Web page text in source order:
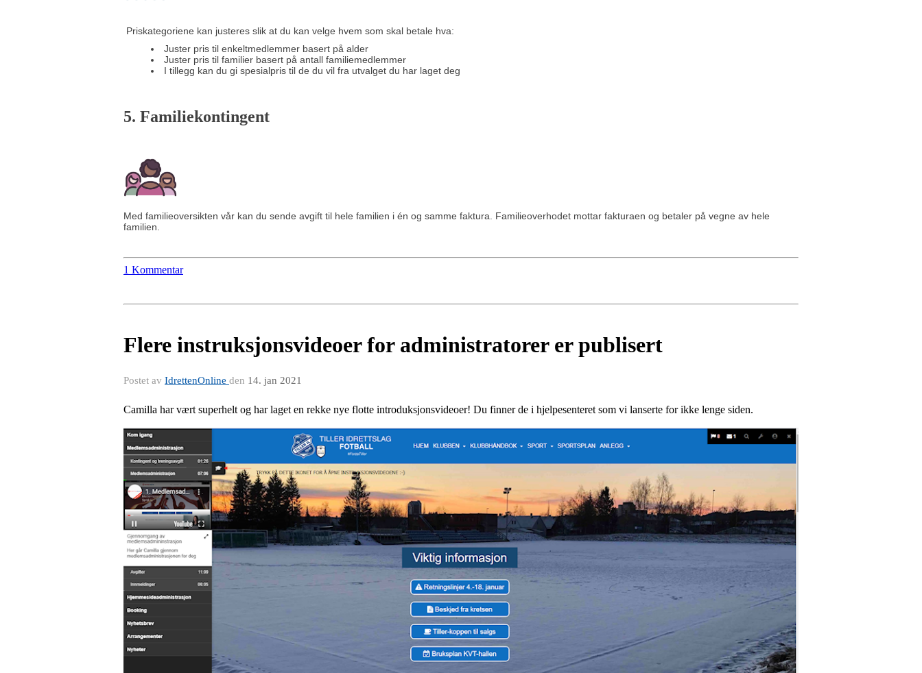
Priskategoriene kan justeres slik at du kan velge hvem som skal betale hva:
Juster pris til enkeltmedlemmer basert på alder
Juster pris til familier basert på antall familiemedlemmer
I tillegg kan du gi spesialpris til de du vil fra utvalget du har laget deg
5. Familiekontingent
Med familieoversikten vår kan du sende avgift til hele familien i én og samme faktura. Familieoverhodet mottar fakturaen og betaler på vegne av hele
familien.
1 Kommentar
Flere instruksjonsvideoer for administratorer er publisert
Postet av IdrettenOnline den 14. jan 2021
Camilla har vært superhelt og har laget en rekke nye flotte introduksjonsvideoer! Du finner de i hjelpesenteret som vi lanserte for ikke lenge siden.